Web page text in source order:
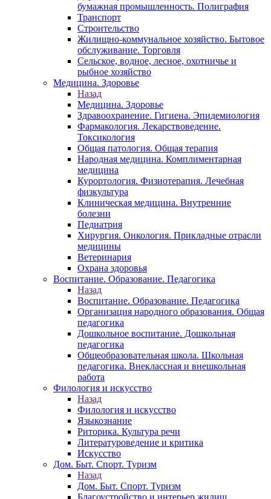
бумажная промышленность. Полиграфия
Транспорт
Строительство
Жилищно-коммунальное хозяйство. Бытовое
обслуживание. Торговля
Сельское, водное, лесное, охотничье и
рыбное хозяйство
Медицина. Здоровье
Назад
Медицина. Здоровье
Здравоохранение. Гигиена. Эпидемиология
Фармакология. Лекарствоведение.
Токсикология
Общая патология. Общая терапия
Народная медицина. Комплиментарная
медицина
Курортология. Физиотерапия. Лечебная
физкультура
Клиническая медицина. Внутренние
болезни
Педиатрия
Хирургия. Онкология. Прикладные отрасли
медицины
Ветеринария
Охрана здоровья
Воспитание. Образование. Педагогика
Назад
Воспитание. Образование. Педагогика
Организация народного образования. Общая
педагогика
Дошкольное воспитание. Дошкольная
педагогика
Общеобразовательная школа. Школьная
педагогика. Внеклассная и внешкольная
работа
Филология и искусство
Назад
Филология и искусство
Языкознание
Риторика. Культура речи
Литературоведение и критика
Искусство
Дом. Быт. Спорт. Туризм
Назад
Дом. Быт. Спорт. Туризм
Благоустройство и интерьер жилищ.